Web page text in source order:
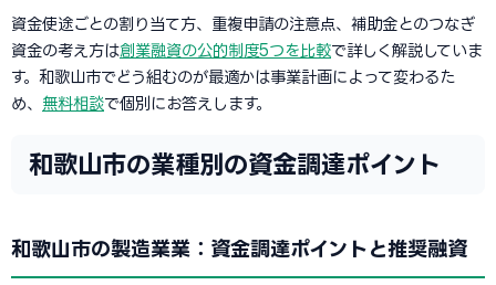
資金使途ごとの割り当て方、重複申請の注意点、補助金とのつなぎ
資金の考え方は創業融資の公的制度5つを比較で詳しく解説していま
す。和歌山市でどう組むのが最適かは事業計画によって変わるた
め、 無料相談で個別にお答えします。
和歌山市の業種別の資金調達ポイント
和歌山市の製造業業：資金調達ポイントと推奨融資